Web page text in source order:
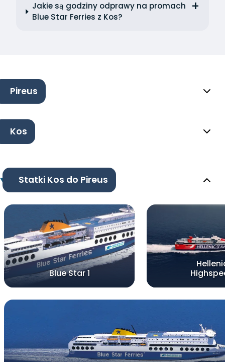
Jakie są godziny odprawy na promach
Blue Star Ferries z Kos?
Pireus
Kos
Statki Kos do Pireus
Blue Star 1